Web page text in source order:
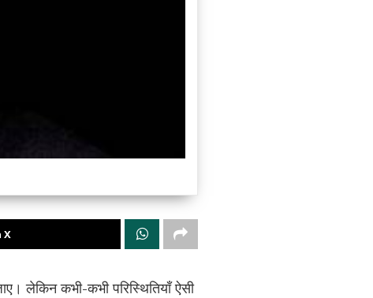
X
लेकिन कभी-कभी परिस्थितियाँ ऐसी